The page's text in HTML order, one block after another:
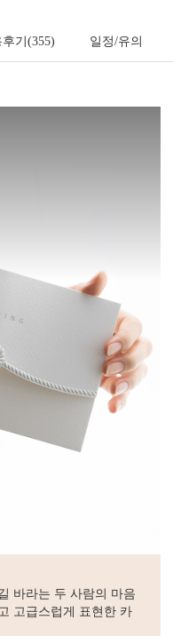
후기(355) 일정/유의
바라는 두 사람의 마음
고급스럽게 표현한 카